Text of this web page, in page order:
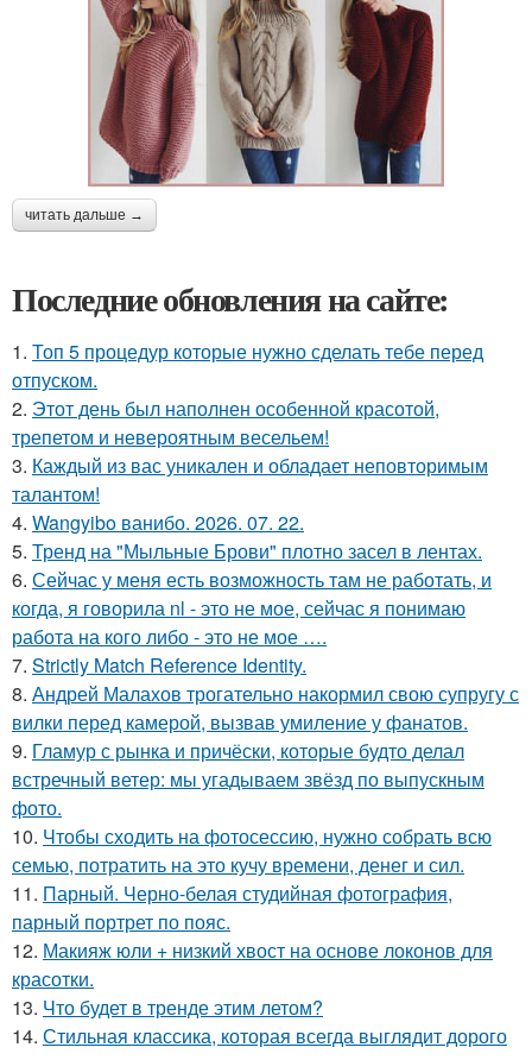
читать дальше →
Последние обновления на сайте:
1. Топ 5 процедур которые нужно сделать тебе перед
отпуском.
2. Этот день был наполнен особенной красотой,
трепетом и невероятным весельем!
3. Каждый из вас уникален и обладает неповторимым
талантом!
4. Wangyibo ванибо. 2026. 07. 22.
5. Тренд на "Мыльные Брови" плотно засел в лентах.
6. Сейчас у меня есть возможность там не работать, и
когда, я говорила nl - это не мое, сейчас я понимаю
работа на кого либо - это не мое ….
7. Strictly Match Reference Identity.
8. Андрей Малахов трогательно накормил свою супругу с
вилки перед камерой, вызвав умиление у фанатов.
9. Гламур с рынка и причёски, которые будто делал
встречный ветер: мы угадываем звёзд по выпускным
фото.
10. Чтобы сходить на фотосессию, нужно собрать всю
семью, потратить на это кучу времени, денег и сил.
11. Парный. Черно-белая студийная фотография,
парный портрет по пояс.
12. Макияж юли + низкий хвост на основе локонов для
красотки.
13. Что будет в тренде этим летом?
14. Стильная классика, которая всегда выглядит дорого